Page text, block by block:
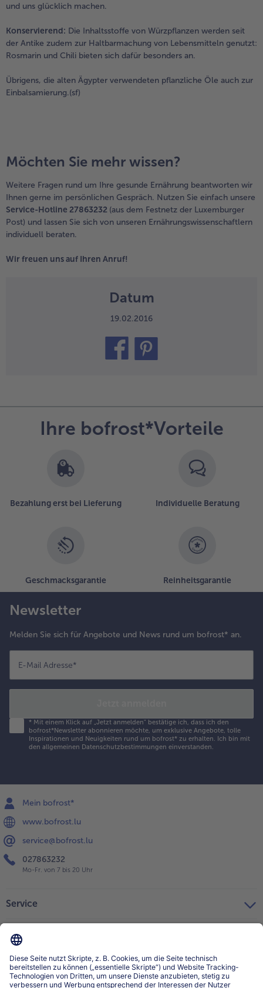
und uns glücklich machen.
Konservierend: Die Inhaltsstoffe von Würzpflanzen werden seit
der Antike zudem zur Haltbarmachung von Lebensmitteln genutzt:
Rosmarin und Chili bieten sich dafür besonders an.
Übrigens, die alten Ägypter verwendeten pflanzliche Öle auch zur
Einbalsamierung.(sf)
Möchten Sie mehr wissen?
Weitere Fragen rund um Ihre gesunde Ernährung beantworten wir
Ihnen gerne im persönlichen Gespräch. Nutzen Sie einfach unsere
Service-Hotline 27863232 (aus dem Festnetz der Luxemburger
Post) und lassen Sie sich von unseren Ernährungswissenschaftlern
individuell beraten.
Wir freuen uns auf Ihren Anruf!
Datum
19.02.2016
Ihre bofrost*Vorteile
Bezahlung erst bei Lieferung Individuelle Beratung
Geschmacksgarantie Reinheitsgarantie
Newsletter
Melden Sie sich für Angebote und News rund um bofrost* an.
E-Mail Adresse*
* Mit einem Klick auf „Jetzt anmelden" bestätige ich, dass ich den
bofrost*Newsletter abonnieren möchte, um exklusive Angebote, tolle
Inspirationen und Neuigkeiten rund um bofrost* zu erhalten. Ich bin mit
den allgemeinen Datenschutzbestimmungen einverstanden.
Mein bofrost*
www.bofrost.lu
service@bofrost.lu
027863232
Mo-Fr. von 7 bis 20 Uhr
Service
Über bofrost*
Kategorien